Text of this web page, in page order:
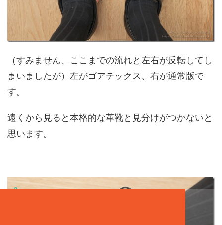
（すみません、ここまでの流れと左右が反転してし
まいましたが）左がゴアテックス、右が通常版で
す。
遠くから見ると本格的な革靴と見分けがつかないと
思います。
2